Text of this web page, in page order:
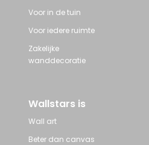
Voor in de tuin
Voor iedere ruimte
Zakelijke
wanddecoratie
Wallstars is
Wall art
Beter dan canvas